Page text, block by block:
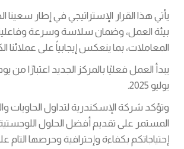
يأتي هذا القرار الإستراتيجي في إطار سعينا
بيئة العمل، وضمان سلاسة وسرعة
المعاملات، بما ينعكس إيجابياً على عملائنا
يوليو 2025.
وتؤكد شركة الإسكندرية لتداول الحاويات
المستمر على تقديم أفضل الحلول اللوجستية،
إحتياجاتكم بكفاءة وإحترافية وحرصها